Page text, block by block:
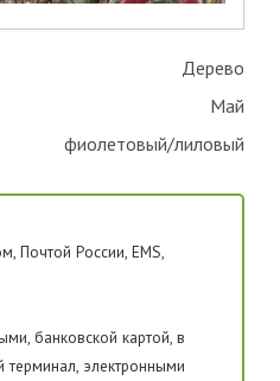
Дерево
Май
фиолетовый/лиловый
Почтой России, EMS,
банковской картой, в
терминал, электронными